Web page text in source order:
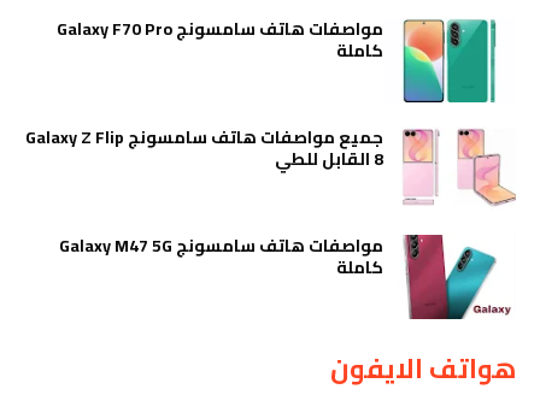
مواصفات هاتف سامسونج Galaxy F70 Pro
كاملة
جميع مواصفات هاتف سامسونج Galaxy Z Flip
8 القابل للطي
مواصفات هاتف سامسونج Galaxy M47 5G
كاملة
هواتف الايفون